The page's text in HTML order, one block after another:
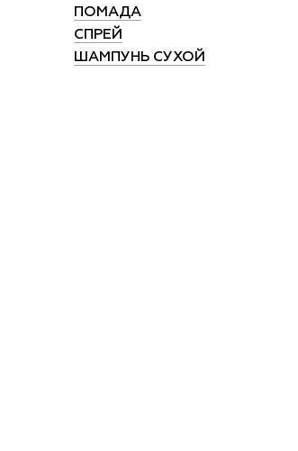
ПОМАДА
СПРЕЙ
ШАМПУНЬ СУХОЙ